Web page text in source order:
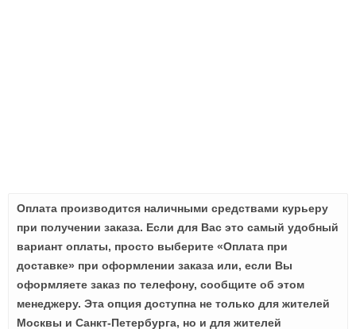
Оплата производится наличными средствами курьеру
при получении заказа. Если для Вас это самый удобный
вариант оплаты, просто выберите «Оплата при
доставке» при оформлении заказа или, если Вы
оформляете заказ по телефону, сообщите об этом
менеджеру. Эта опция доступна не только для жителей
Москвы и Санкт-Петербурга, но и для жителей